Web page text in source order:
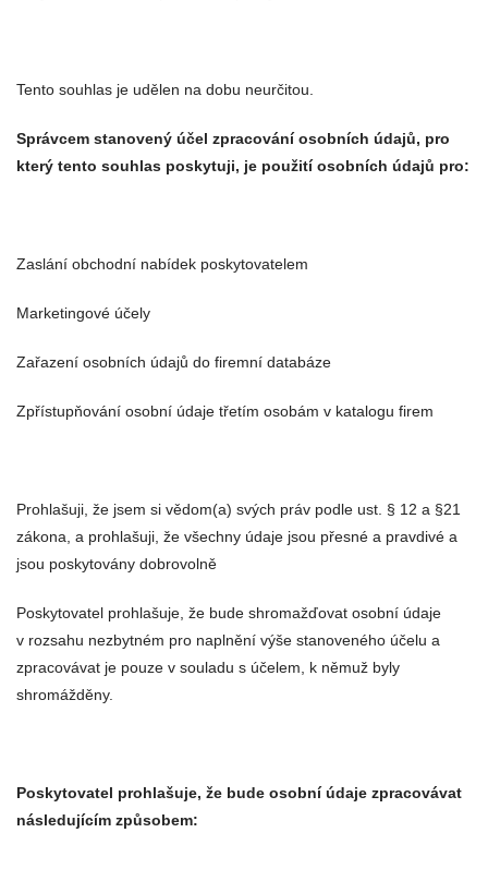
Tento souhlas je udělen na dobu neurčitou.
Správcem stanovený účel zpracování osobních údajů, pro
který tento souhlas poskytuji, je použití osobních údajů pro:
Zaslání obchodní nabídek poskytovatelem
Marketingové účely
Zařazení osobních údajů do firemní databáze
Zpřístupňování osobní údaje třetím osobám v katalogu firem
Prohlašuji, že jsem si vědom(a) svých práv podle ust. § 12 a §21
zákona, a prohlašuji, že všechny údaje jsou přesné a pravdivé a
jsou poskytovány dobrovolně
Poskytovatel prohlašuje, že bude shromažďovat osobní údaje
v rozsahu nezbytném pro naplnění výše stanoveného účelu a
zpracovávat je pouze v souladu s účelem, k němuž byly
shromážděny.
Poskytovatel prohlašuje, že bude osobní údaje zpracovávat
následujícím způsobem: